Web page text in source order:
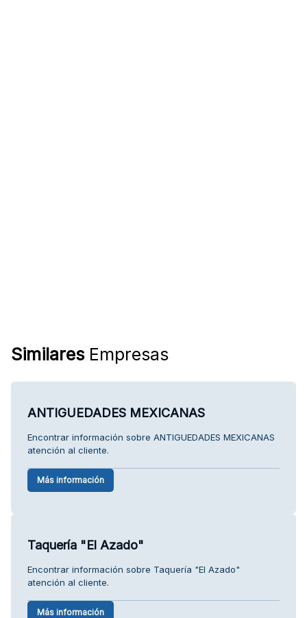
SimilaresEmpresas
ANTIGUEDADES MEXICANAS
Encontrar información sobre ANTIGUEDADES MEXICANAS
atención al cliente.
Más información
Taquería "El Azado"
Encontrar información sobre Taquería "El Azado"
atención al cliente.
Más información